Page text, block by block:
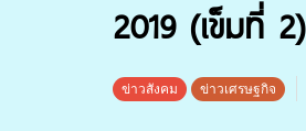
2019 (เข็มที่ 2)
ข่าวสังคม ข่าวเศรษฐกิจ